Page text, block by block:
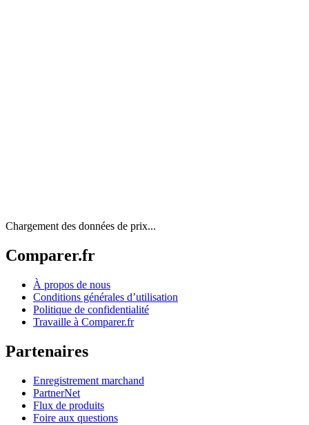
Chargement des données de prix...
Comparer.fr
À propos de nous
Conditions générales d’utilisation
Politique de confidentialité
Travaille à Comparer.fr
Partenaires
Enregistrement marchand
PartnerNet
Flux de produits
Foire aux questions